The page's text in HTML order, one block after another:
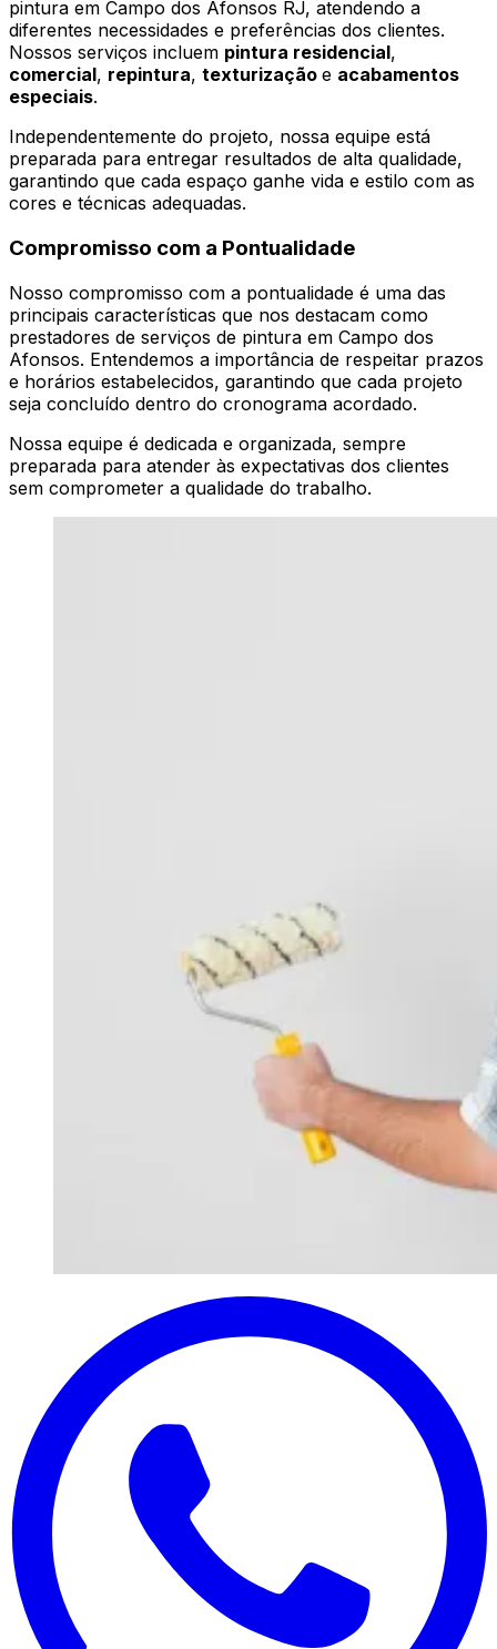
pintura em Campo dos Afonsos RJ, atendendo a
diferentes necessidades e preferências dos clientes.
Nossos serviços incluem pintura residencial,
comercial, repintura, texturização e acabamentos
especiais.
Independentemente do projeto, nossa equipe está
preparada para entregar resultados de alta qualidade,
garantindo que cada espaço ganhe vida e estilo com as
cores e técnicas adequadas.
Compromisso com a Pontualidade
Nosso compromisso com a pontualidade é uma das
principais características que nos destacam como
prestadores de serviços de pintura em Campo dos
Afonsos. Entendemos a importância de respeitar prazos
e horários estabelecidos, garantindo que cada projeto
seja concluído dentro do cronograma acordado.
Nossa equipe é dedicada e organizada, sempre
preparada para atender às expectativas dos clientes
sem comprometer a qualidade do trabalho.